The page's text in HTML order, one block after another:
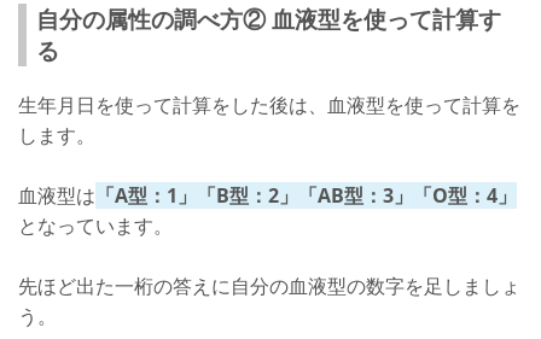
自分の属性の調べ方② 血液型を使って計算す
る
生年月日を使って計算をした後は、血液型を使って計算を
します。
血液型は 「A型：1」「B型：2」「AB型：3」「O型：4」
となっています。
先ほど出た一桁の答えに自分の血液型の数字を足しましょ
う。